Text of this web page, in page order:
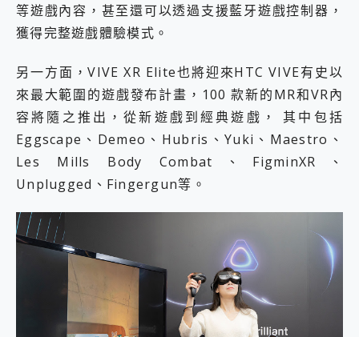
等遊戲內容，甚至還可以透過支援藍牙遊戲控制器，
獲得完整遊戲體驗模式。
另一方面，VIVE XR Elite也將迎來HTC VIVE有史以
來最大範圍的遊戲發布計畫，100 款新的MR和VR內
容將隨之推出，從新遊戲到經典遊戲， 其中包括
Eggscape、Demeo、Hubris、Yuki、Maestro、
Les Mills Body Combat、FigminXR、
Unplugged、Fingergun等。